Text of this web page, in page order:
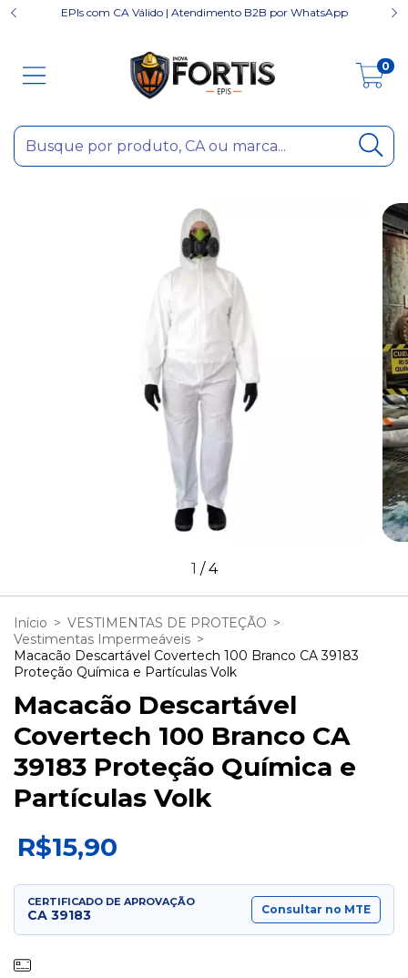
EPIs com CA Válido | Atendimento B2B por WhatsApp
0
1 /4
Início > VESTIMENTAS DE PROTEÇÃO >
Vestimentas Impermeáveis >
Macacão Descartável Covertech 100 Branco CA 39183
Proteção Química e Partículas Volk
Macacão Descartável
Covertech 100 Branco CA
39183 Proteção Química e
Partículas Volk
R$15,90
CERTIFICADO DE APROVAÇÃO
CA 39183 Consultar no MTE